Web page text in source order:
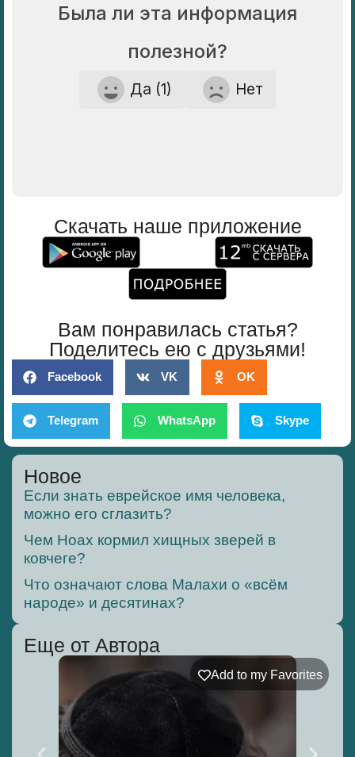
Была ли эта информация
полезной?
Да (1) Нет
Скачать наше приложение
Вам понравилась статья?
Поделитесь ею с друзьями!
Facebook VK OK
Telegram WhatsApp Skype
Новое
Если знать еврейское имя человека,
можно его сглазить?
Чем Ноах кормил хищных зверей в
ковчеге?
Что означают слова Малахи о «всём
народе» и десятинах?
Еще от Автора
Add to my Favorites